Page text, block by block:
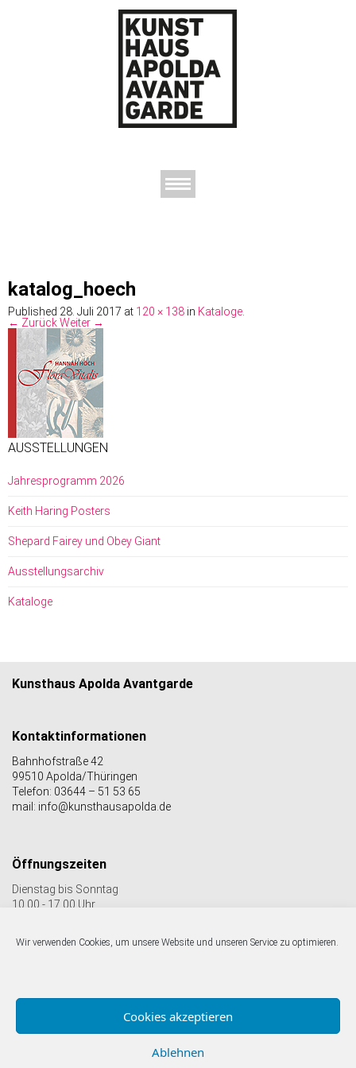
Wir verwenden Cookies, um unsere Website und unseren Service zu optimieren.
Cookies akzeptieren
Ablehnen
katalog_hoech
Published 28. Juli 2017 at 120 × 138 in Kataloge.
← ZurückWeiter →
AUSSTELLUNGEN
Jahresprogramm 2026
Keith Haring Posters
Shepard Fairey und Obey Giant
Ausstellungsarchiv
Kataloge
Kunsthaus Apolda Avantgarde
Kontaktinformationen
Bahnhofstraße 42
99510 Apolda/Thüringen
Telefon: 03644 – 51 53 65
mail: info@kunsthausapolda.de
Öffnungszeiten
Dienstag bis Sonntag
10.00 - 17.00 Uhr